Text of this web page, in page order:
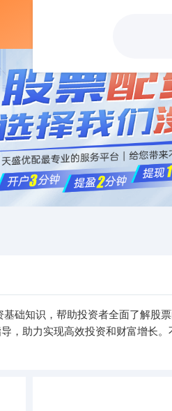
础知识，帮助投资者全面了解股
，助力实现高效投资和财富增长